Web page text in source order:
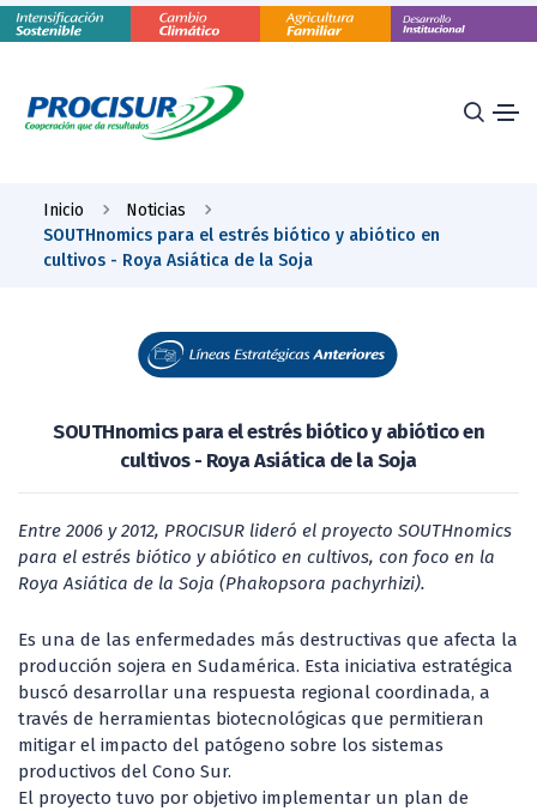
Inicio
Noticias
SOUTHnomics para el estrés biótico y abiótico en
cultivos - Roya Asiática de la Soja
SOUTHnomics para el estrés biótico y abiótico en
cultivos - Roya Asiática de la Soja
Entre 2006 y 2012, PROCISUR lideró el proyecto SOUTHnomics
para el estrés biótico y abiótico en cultivos, con foco en la
Roya Asiática de la Soja (Phakopsora pachyrhizi).
Es una de las enfermedades más destructivas que afecta la
producción sojera en Sudamérica. Esta iniciativa estratégica
buscó desarrollar una respuesta regional coordinada, a
través de herramientas biotecnológicas que permitieran
mitigar el impacto del patógeno sobre los sistemas
productivos del Cono Sur.
El proyecto tuvo por objetivo implementar un plan de